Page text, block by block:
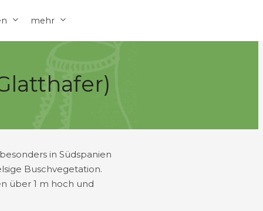
mehr
in Südspanien
Buschvegetation.
über 1 m hoch und